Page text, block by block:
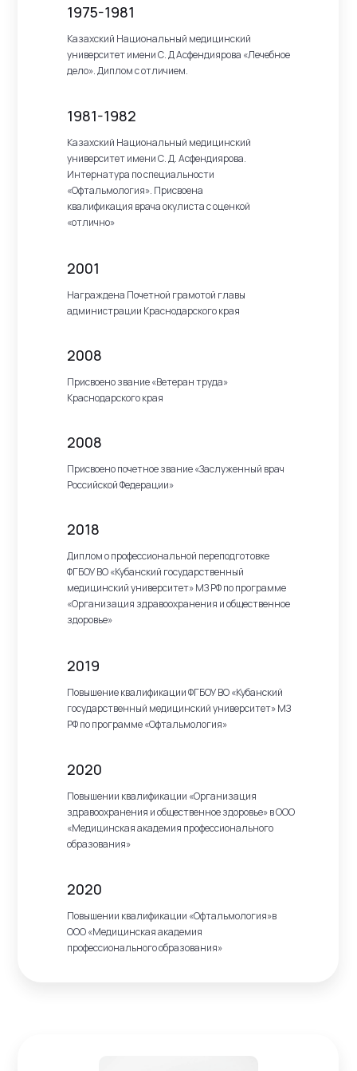
1975-1981
Казахский Национальный медицинский
университет имени С. Д Асфендиярова «Лечебное
дело». Диплом с отличием.
1981-1982
Казахский Национальный медицинский
университет имени С. Д. Асфендиярова.
Интернатура по специальности
«Офтальмология». Присвоена
квалификация врача окулиста с оценкой
«отлично»
2001
Награждена Почетной грамотой главы
администрации Краснодарского края
2008
Присвоено звание «Ветеран труда»
Краснодарского края
2008
Присвоено почетное звание «Заслуженный врач
Российской Федерации»
2018
Диплом о профессиональной переподготовке
ФГБОУ ВО «Кубанский государственный
медицинский университет» МЗ РФ по программе
«Организация здравоохранения и общественное
здоровье»
2019
Повышение квалификации ФГБОУ ВО «Кубанский
государственный медицинский университет» МЗ
РФ по программе «Офтальмология»
2020
Повышении квалификации «Организация
здравоохранения и общественное здоровье» в ООО
«Медицинская академия профессионального
образования»
2020
Повышении квалификации «Офтальмология»в
ООО «Медицинская академия
профессионального образования»